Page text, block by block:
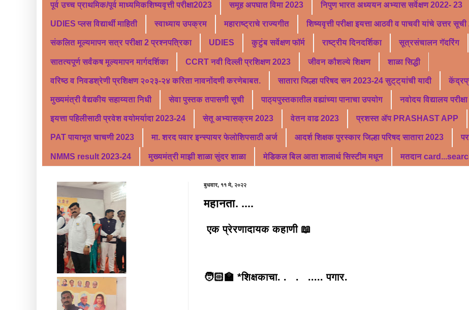
पूर्व उच्च प्राथमिक/पूर्व माध्यमिकशिष्यवृत्ती परीक्षा2023 समूह अपघात विमा 2023 निपुण भारत अध्ययन अभ्यास सर्वेक्षण 2022- 23
UDIES प्लस विद्यार्थी माहिती स्वाध्याय उपक्रम महाराष्ट्राचे राज्यगीत शिष्यवृत्ती परीक्षा इयत्ता आठवी व पाचवी यांचे उत्तर
संकलित मूल्यमापन सत्र परीक्षा 2 प्रश्नपत्रिका UDIES कुटुंब सर्वेक्षण फॉर्म राष्ट्रीय दिनदर्शिका सूत्रसंचालन गॅदरिंग
सातत्यपूर्ण सर्वंकष मूल्यमापन मार्गदर्शिका CCRT नवी दिल्ली प्रशिक्षण 2023 जीवन कौशल्ये शिक्षण शाळा सिद्धी
वरिष्ठ व निवडश्रेणी प्रशिक्षण २०२३-२४ करिता नावनोंदणी करणेबाबत. सातारा जिल्हा परिषद सन 2023-24 सुट्ट्यांची यादी
मुख्यमंत्री वैद्यकीय सहाय्यता निधी सेवा पुस्तक तपासणी सूची पाठ्यपुस्तकातील वह्यांच्या पानाचा उपयोग नवोदय विद्यालय
इयत्ता पहिलीसाठी प्रवेश वयोमर्यादा 2023-24 सेतू अभ्यासक्रम 2023 वेतन वाढ 2023 प्रशस्त ॲप PRASHAST APP
PAT पायाभूत चाचणी 2023 मा. शरद पवार इन्स्पायर फेलोशिपसाठी अर्ज आदर्श शिक्षक पुरस्कार जिल्हा परिषद सातारा 2023
NMMS result 2023-24 मुख्यमंत्री माझी शाळा सुंदर शाळा मेडिकल बिल आता शालार्थ सिस्टीम मधून मतदान
बुधवार, ११ मे, २०२२
महानता. ....
एक प्रेरणादायक कहाणी 📖
🧑🏻‍🏫 *शिक्षकाचा. . . ..... पगार.